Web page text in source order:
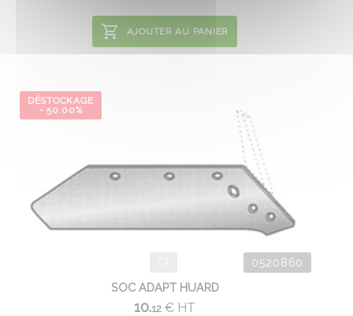
AJOUTER AU PANIER
DÉSTOCKAGE
- 50.00%
0520860
SOC ADAPT HUARD
10.12 € HT